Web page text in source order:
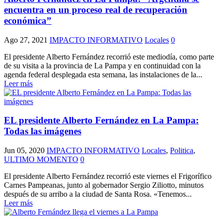
encuentra en un proceso real de recuperación
económica”
Ago 27, 2021 IMPACTO INFORMATIVO Locales 0
El presidente Alberto Fernández recorrió este mediodía, como parte
de su visita a la provincia de La Pampa y en continuidad con la
agenda federal desplegada esta semana, las instalaciones de la...
Leer más
EL presidente Alberto Fernández en La Pampa:
Todas las imágenes
Jun 05, 2020 IMPACTO INFORMATIVO Locales, Politica,
ULTIMO MOMENTO 0
El presidente Alberto Fernández recorrió este viernes el Frigorífico
Carnes Pampeanas, junto al gobernador Sergio Ziliotto, minutos
después de su arribo a la ciudad de Santa Rosa. «Tenemos...
Leer más